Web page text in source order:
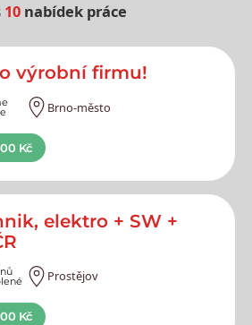
10 nabídek práce
práce
výrobní firmu!
Brno-město
Kč
elektro + SW +
Prostějov
Kč